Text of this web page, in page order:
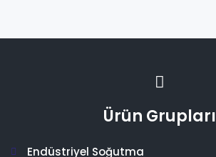
Ürün Grupları
Endüstriyel Soğutma